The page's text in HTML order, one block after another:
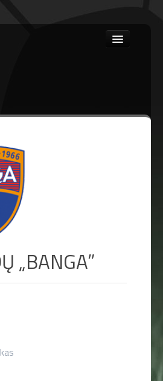
„BANGA”